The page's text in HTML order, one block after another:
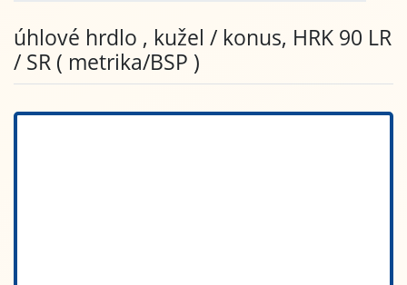
úhlové hrdlo , kužel / konus, HRK 90 LR
/ SR ( metrika/BSP )